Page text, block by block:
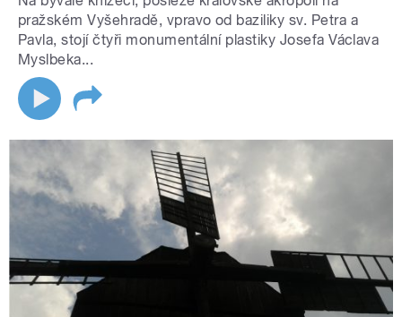
pražském Vyšehradě, vpravo od baziliky sv. Petra a
Pavla, stojí čtyři monumentální plastiky Josefa Václava
Myslbeka...